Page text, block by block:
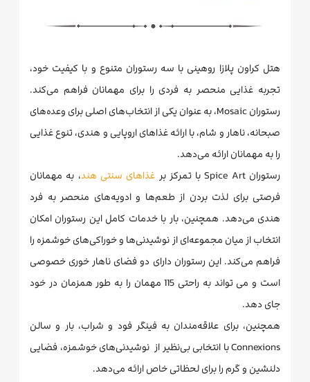
هتل کراون پلازا روهینی با سه رستوران متنوع و با کیفیت خود،
تجربه غذایی منحصر به فردی را برای مهمانان فراهم می‌کند.
رستوران Mosaic، به عنوان یکی از انتخاب‌های اصلی برای وعده‌های
صبحانه، ناهار و شام، با ارائه غذاهای اروپایی و هندی، تنوع غذایی
را به مهمانان ارائه می‌دهد.
رستوران Spice Art با تمرکز بر
غذاهای سنتی هند، به مهمانان
فرصتی برای لذت بردن از طعم‌ها و ادویه‌های منحصر به فرد
هندی می‌دهد. همچنین، بار با خدمات کامل این رستوران امکان
انتخاب از میان مجموعه‌ای از نوشیدنی‌ها و خوراکی‌های خوشمزه را
فراهم می‌کند. این رستوران دارای دو فضای ناهار خوری خصوصی
است و می تواند به راحتی 115 مهمان را به طور همزمان در خود
جای دهد.
همچنین، برای علاقه‌مندان به فینگر فود و شراب، بار و سالن
Connexions با انتخابی بی‌نظیر از نوشیدنی‌های خوشمزه، فضایی
دلنشین و گرم را برای لحظاتی خاص ارائه می‌دهد.